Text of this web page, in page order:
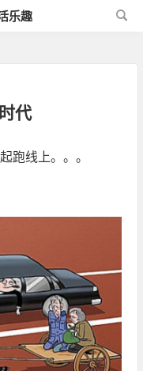
乐趣
代
跑线上。。。